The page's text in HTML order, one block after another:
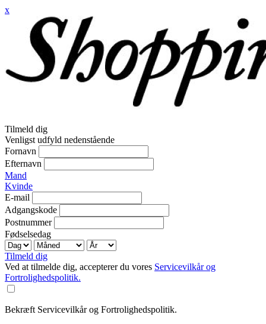
x
Tilmeld dig
Venligst udfyld nedenstående
Fornavn
Efternavn
Mand
Kvinde
E-mail
Adgangskode
Postnummer
Fødselsedag
Tilmeld dig
Ved at tilmelde dig, accepterer du vores Servicevilkår og
Fortrolighedspolitik.
Bekræft Servicevilkår og Fortrolighedspolitik.